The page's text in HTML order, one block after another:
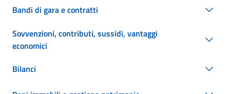
Bandi di gara e contratti
Sovvenzioni, contributi, sussidi, vantaggi
economici
Bilanci